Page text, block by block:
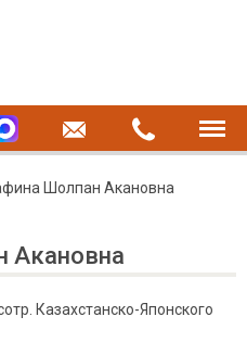
Шолпан Акановна
Акановна
Казахстанско-Японского